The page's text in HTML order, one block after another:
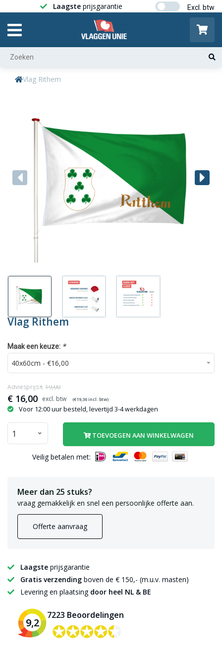
Laagste prijsgarantie Gratis
Vlag Rithem
Vlag Rithem
Maak een keuze: *
€ 16,00 (€19,36incl. btw)
Adviesprijs:€ 19,00
Voor 12:00 uur besteld, levertijd 3-4 werkdagen
TOEVOEGEN AAN WINKELWAGEN
Veilig betalen met:
Meer dan 25 stuks?
vraag gemakkelijk en snel een persoonlijke offerte aan.
Offerte aanvraag
Laagste prijsgarantie
Gratis verzending boven de € 150,- (m.u.v. masten)
Levering en plaatsing door heel NL & BE
9,2
7223 Beoordelingen
✪✪✪✪✪
✪✪✪✪✪